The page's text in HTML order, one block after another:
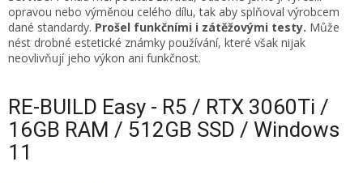
opravou nebo výměnou celého dílu, tak aby splňoval výrobcem
dané standardy. Prošel funkčními i zátěžovými testy. Může
nést drobné estetické známky používání, které však nijak
neovlivňují jeho výkon ani funkčnost.
RE-BUILD Easy - R5 / RTX 3060Ti /
16GB RAM / 512GB SSD / Windows
11